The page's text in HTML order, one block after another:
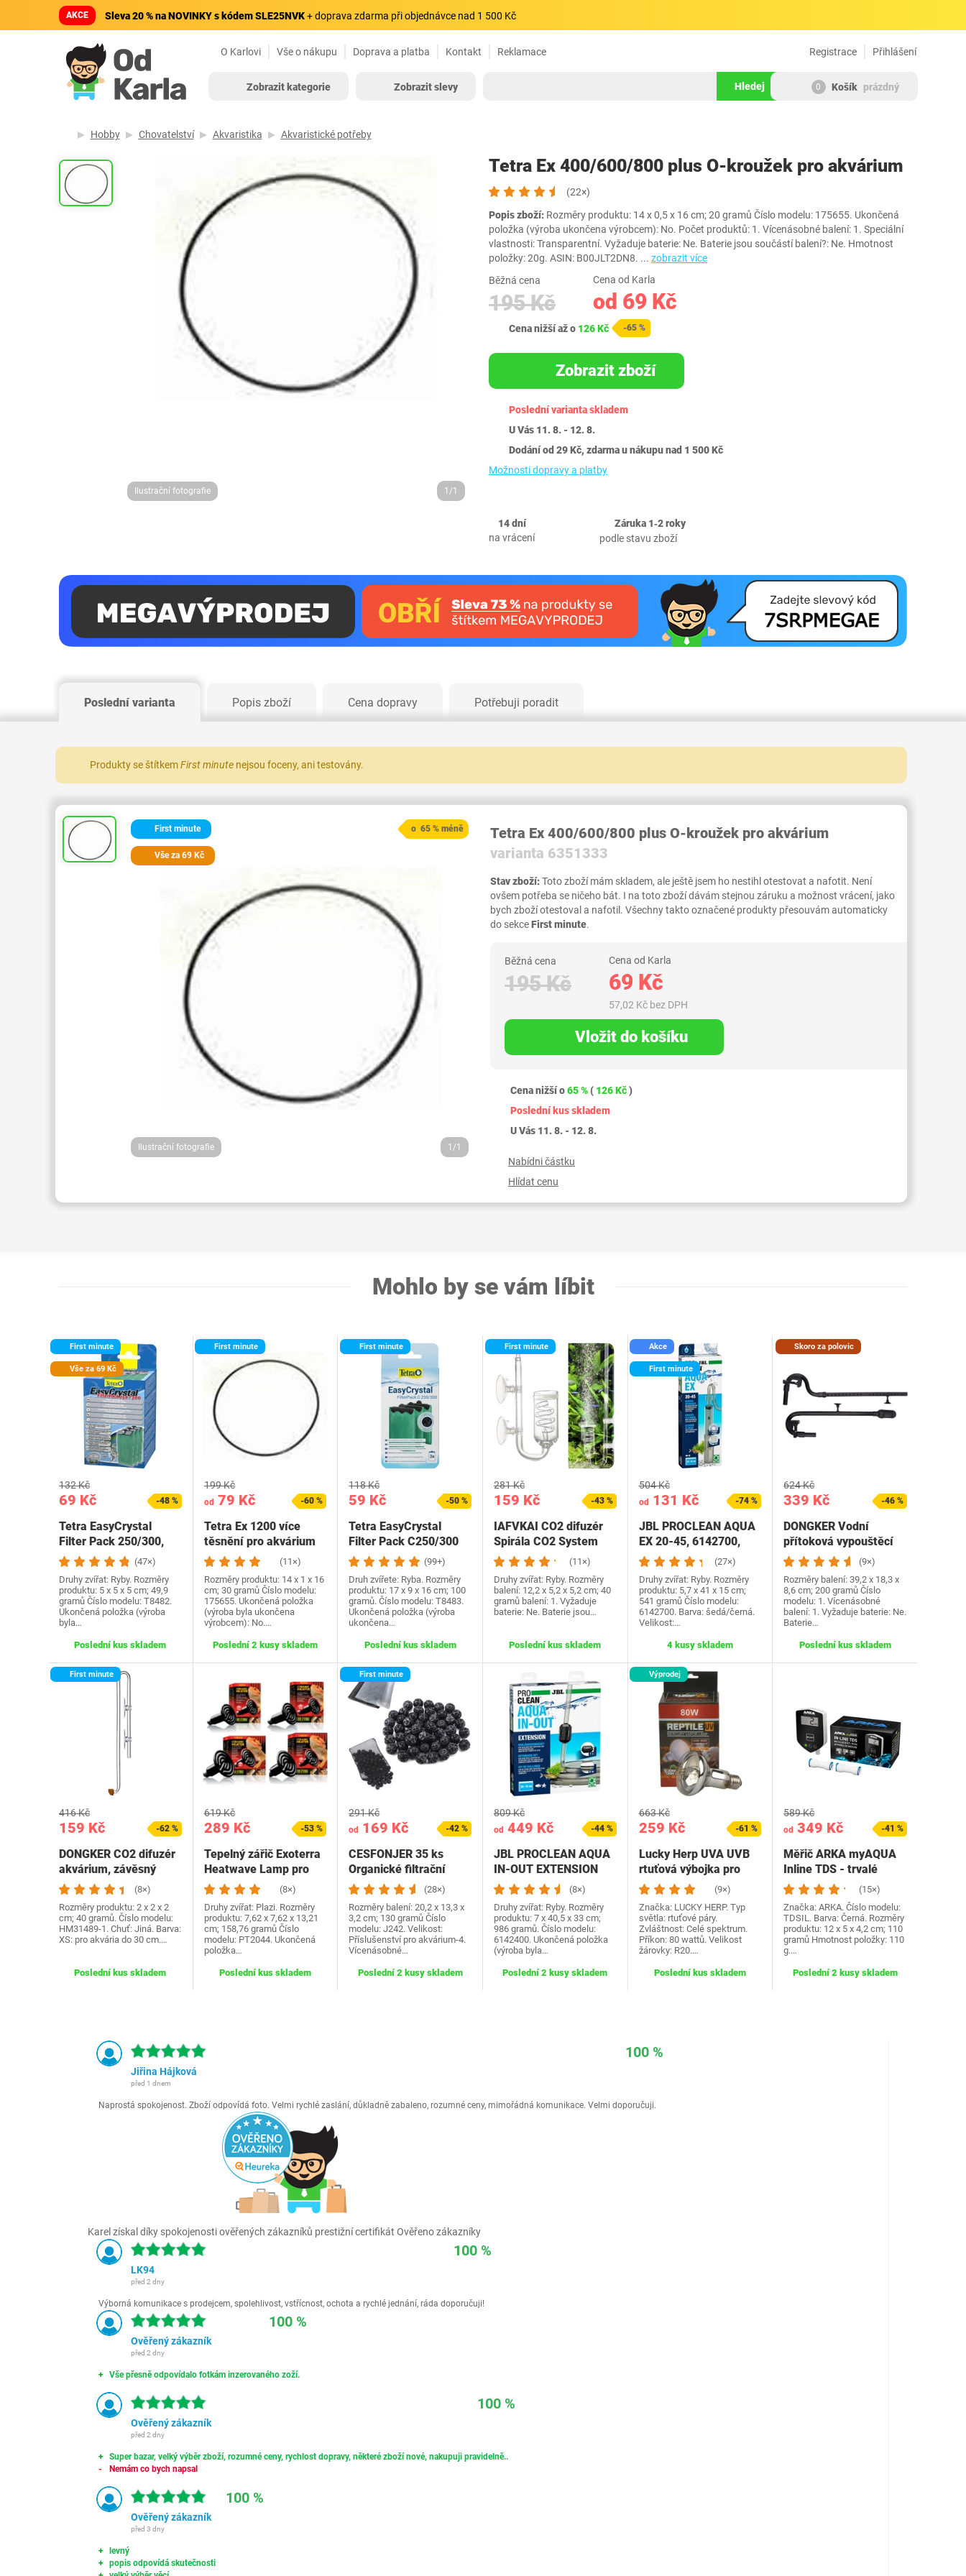
AKCE Sleva 20 % na NOVINKY s kódem SLE25NVK+ doprava zdarma při objednávce nad 1 500 Kč
O Karlovi Vše o nákupu Doprava a platba Kontakt Reklamace Přihlášení
Registrace
Zobrazit kategorie Zobrazit slevy Hledej 0 Košík prázdný
Hobby Chovatelství Akvaristika Akvaristické potřeby
Ilustrační fotografie 1/1
Tetra Ex 400/600/800 plus O-kroužek pro akvárium
(22×)
Popis zboží: Rozměry produktu: 14 x 0,5 x 16 cm; 20 gramů Číslo modelu: 175655. Ukončená
položka (výroba ukončena výrobcem): No. Počet produktů: 1. Vícenásobné balení: 1. Speciální
vlastnosti: Transparentní. Vyžaduje baterie: Ne. Baterie jsou součástí balení?: Ne. Hmotnost
položky: 20g. ASIN: B00JLT2DN8. ... zobrazit více
Běžná cena
195 Kč
Cena od Karla
od 69 Kč
Cena nižší až o 126 Kč -65 %
Zobrazit zboží
Poslední varianta skladem
U Vás 11. 8. - 12. 8.
Dodání od 29 Kč, zdarma u nákupu nad 1 500 Kč
Možnosti dopravy a platby
14 dní
na vrácení
Záruka 1‐2 roky
podle stavu zboží
Poslední varianta Popis zboží Cena dopravy Potřebuji poradit
Produkty se štítkemFirst minute nejsou foceny, ani testovány.
First minute
Vše za 69 Kč
Ilustrační fotografie 1/1
o 65 % méně
Tetra Ex 400/600/800 plus O-kroužek pro akvárium
varianta 6351333
Stav zboží:Toto zboží mám skladem, ale ještě jsem ho nestihl otestovat a nafotit. Není
ovšem potřeba se ničeho bát. I na toto zboží dávám stejnou záruku a možnost vrácení, jako
bych zboží otestoval a nafotil. Všechny takto označené produkty přesouvám automaticky
do sekceFirst minute.
Běžná cena
195 Kč
Cena od Karla
69 Kč
57,02 Kč bez DPH
Vložit do košíku
Cena nižší o65 % ( 126 Kč)
Poslední kus skladem
U Vás 11. 8. - 12. 8.
Nabídni částku
Hlídat cenu
Mohlo by se vám líbit
First minute
Vše za 69 Kč
69 Kč
132 Kč
-48 %
Tetra EasyCrystal
Filter Pack 250/300,
filtrační materiál…
(47×)
Druhy zvířat: Ryby. Rozměry
produktu: 5 x 5 x 5 cm; 49,9
gramů Číslo modelu: T8482.
Ukončená položka (výroba
byla…
Poslední kus skladem
First minute
od79 Kč
199 Kč
-60 %
Tetra Ex 1200 více
těsnění pro akvárium
(11×)
Rozměry produktu: 14 x 1 x 16
cm; 30 gramů Číslo modelu:
175655. Ukončená položka
(výroba byla ukončena
výrobcem): No.…
Poslední 2 kusy skladem
First minute
59 Kč
118 Kč
-50 %
Tetra EasyCrystal
Filter Pack C250/300
filtrační materiál s…
(99+)
Druh zvířete: Ryba. Rozměry
produktu: 17 x 9 x 16 cm; 100
gramů. Číslo modelu: T8483.
Ukončená položka (výroba
ukončena…
Poslední kus skladem
First minute
159 Kč
281 Kč
-43 %
IAFVKAI CO2 difuzér
Spirála CO2 System
Atomizer Difuzor s…
(11×)
Druhy zvířat: Ryby. Rozměry
balení: 12,2 x 5,2 x 5,2 cm; 40
gramů balení: 1. Vyžaduje
baterie: Ne. Baterie jsou…
Poslední kus skladem
Akce
First minute
od131 Kč
504 Kč
-74 %
JBL PROCLEAN AQUA
EX 20-45, 6142700,
čistič substrátu, pro…
(27×)
Druhy zvířat: Ryby. Rozměry
produktu: 5,7 x 41 x 15 cm;
541 gramů Číslo modelu:
6142700. Barva: šedá/černá.
Velikost:…
4 kusy skladem
Skoro za polovic
339 Kč
624 Kč
-46 %
DONGKER Vodní
přítoková vypouštěcí
trubka, 16/22
akvarijní…
(9×)
Rozměry balení: 39,2 x 18,3 x
8,6 cm; 200 gramů Číslo
modelu: 1. Vícenásobné
balení: 1. Vyžaduje baterie: Ne.
Baterie…
Poslední kus skladem
First minute
159 Kč
416 Kč
-62 %
DONGKER CO2 difuzér
akvárium, závěsný
akrylátový difuzér…
(8×)
Rozměry produktu: 2 x 2 x 2
cm; 40 gramů. Číslo modelu:
HM31489-1. Chuť: Jiná. Barva:
XS: pro akvária do 30 cm.…
Poslední kus skladem
289 Kč
619 Kč
-53 %
Tepelný zářič Exoterra
Heatwave Lamp pro
plazy a…
(8×)
Druhy zvířat: Plazi. Rozměry
produktu: 7,62 x 7,62 x 13,21
cm; 158,76 gramů Číslo
modelu: PT2044. Ukončená
položka…
Poslední kus skladem
First minute
od 169 Kč
291 Kč
-42 %
CESFONJER 35 ks
Organické filtrační
kuličky Filtr Medium…
(28×)
Rozměry balení: 20,2 x 13,3 x
3,2 cm; 130 gramů Číslo
modelu: J242. Velikost:
Příslušenství pro akvárium-4.
Vícenásobné…
Poslední 2 kusy skladem
od449 Kč
809 Kč
-44 %
JBL PROCLEAN AQUA
IN-OUT EXTENSION
6142400,
prodlužovací…
(8×)
Druhy zvířat: Ryby. Rozměry
produktu: 7 x 40,5 x 33 cm;
986 gramů. Číslo modelu:
6142400. Ukončená položka
(výroba byla…
Poslední 2 kusy skladem
Výprodej
259 Kč
663 Kč
-61 %
Lucky Herp UVA UVB
rtuťová výbojka pro
plazy, 80 Watt, R80,…
(9×)
Značka: LUCKY HERP. Typ
světla: rtuťové páry.
Zvláštnost: Celé spektrum.
Příkon: 80 wattů. Velikost
žárovky: R20.…
Poslední kus skladem
od 349 Kč
589 Kč
-41 %
Měřič ARKA myAQUA
Inline TDS - trvalé
měření hodnoty vody…
(15×)
Značka: ARKA. Číslo modelu:
TDSIL. Barva: Černá. Rozměry
produktu: 12 x 5 x 4,2 cm; 110
gramů Hmotnost položky: 110
g.…
Poslední 2 kusy skladem
100 %
Jiřina Hájková
před 1 dnem
Naprostá spokojenost. Zboží odpovídá foto. Velmi rychlé zaslání, důkladně zabaleno, rozumné ceny, mimořádná komunikace. Velmi doporučuji.
Karel získal díky spokojenosti ověřených zákazníků prestižní certifikát Ověřeno zákazníky
100 %
LK94
před 2 dny
Výborná komunikace s prodejcem, spolehlivost, vstřícnost, ochota a rychlé jednání, ráda doporučuji!
100 %
Ověřený zákazník
před 2 dny
Vše přesně odpovídalo fotkám inzerovaného zoží.
100 %
Ověřený zákazník
před 2 dny
Super bazar, velký výběr zboží, rozumné ceny, rychlost dopravy, některé zboží nové, nakupuji pravidelně..
Nemám co bych napsal
100 %
Ověřený zákazník
před 3 dny
levný
popis odpovídá skutečnosti